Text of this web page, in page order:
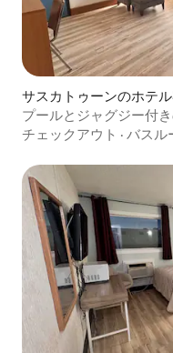
サスカトゥーンのホテ
プールとジャグジー付
チェックアウト · バスル